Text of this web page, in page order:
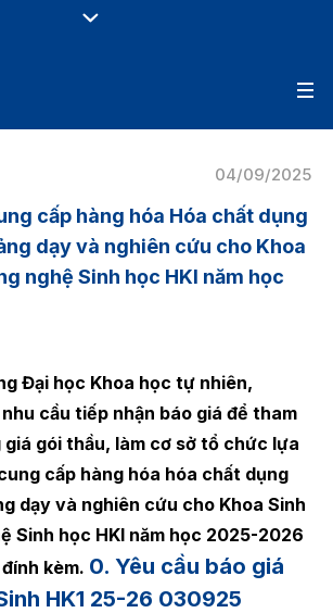
04/09/2025
cấp hàng hóa Hóa chất dụng
dạy và nghiên cứu cho Khoa
nghệ Sinh học HKI năm học
Đại học Khoa học tự nhiên,
cầu tiếp nhận báo giá để tham
gói thầu, làm cơ sở tổ chức lựa
cấp hàng hóa hóa chất dụng
dạy và nghiên cứu cho Khoa Sinh
Sinh học HKI năm học 2025-2026
kèm. 0. Yêu cầu báo giá
HK1 25-26 030925